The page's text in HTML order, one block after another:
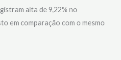
alta de 9,22% no
em comparação com o mesmo